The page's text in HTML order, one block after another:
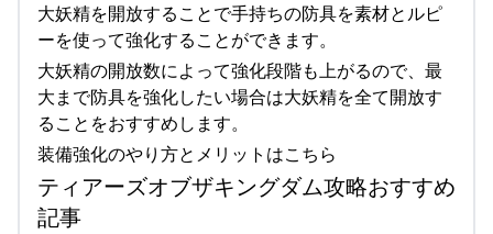
大妖精を開放することで手持ちの防具を素材とルピ
ーを使って強化することができます。
大妖精の開放数によって強化段階も上がるので、最
大まで防具を強化したい場合は大妖精を全て開放す
ることをおすすめします。
装備強化のやり方とメリットはこちら
ティアーズオブザキングダム攻略おすすめ
記事